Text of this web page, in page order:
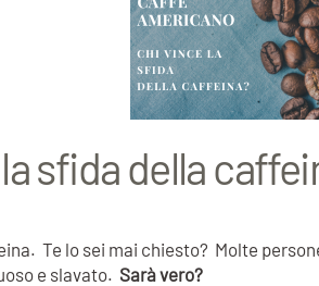
sfida della
Te lo sei mai chiesto? Molte
e slavato. Sarà vero?